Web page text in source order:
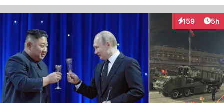
159
Interaktionen
5h